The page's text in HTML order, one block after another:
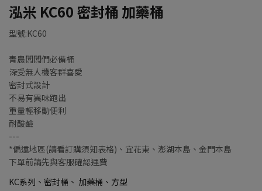
泓米 KC60 密封桶 加藥桶
型號:KC60
青農闆闆們必備桶
深受無人機客群喜愛
密封式設計
不易有異味跑出
重量輕移動便利
耐酸鹼
---
*偏遠地區(請看訂購須知表格)、宜花東、澎湖本島、金門本島
下單前請先與客服確認運費
KC系列、密封桶、 加藥桶、方型